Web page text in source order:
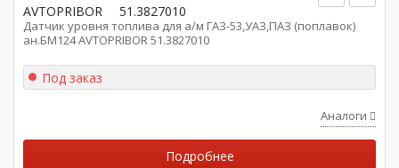
AVTOPRIBOR 51.3827010
Датчик уровня топлива для а/м ГАЗ-53,УАЗ,ПАЗ (поплавок)
ан.БМ124 AVTOPRIBOR 51.3827010
Под заказ
Аналоги
Подробнее